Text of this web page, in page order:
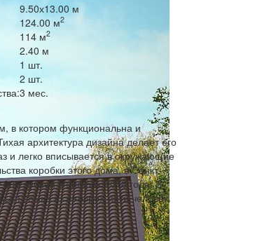
9.50х13.00 м
124.00 м2
114 м2
2.40 м
1 шт.
2 шт.
3 мес.
в котором функциональна и
архитектура дизайна делает его
и легко вписывается в окружающие
коробки этого дома, в Санкт-
рублей в цифрах 2018 года. В
семья из четырех-пяти человек.